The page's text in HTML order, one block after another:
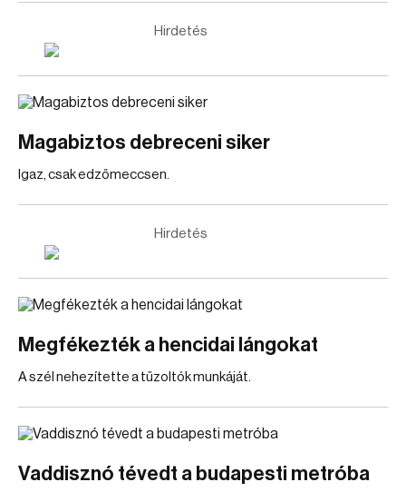
Hirdetés
Magabiztos debreceni siker
Igaz, csak edzőmeccsen.
Hirdetés
Megfékezték a hencidai lángokat
A szél nehezítette a tűzoltók munkáját.
Vaddisznó tévedt a budapesti metróba